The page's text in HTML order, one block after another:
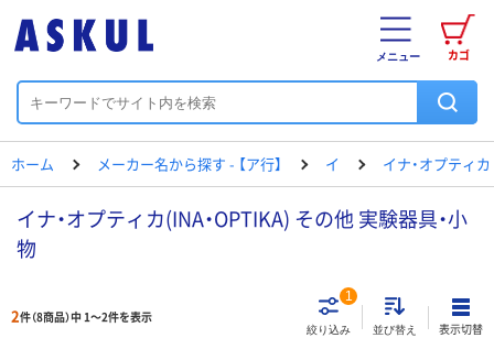
カゴ
メニュー
ホーム メーカー名から探す - 【ア行】 イ イナ・オプティカ
イナ・オプティカ(INA・OPTIKA) その他 実験器具・小
物
2件（8商品）中 1～2件を表示
絞り込み
1
並び替え 表示切替